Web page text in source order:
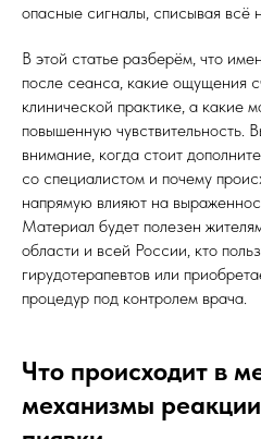
опасные сигналы, списывая всё
В этой статье разберём, что
после сеанса, какие ощущения
клинической практике, а какие
повышенную чувствительность.
внимание, когда стоит
со специалистом и почему
напрямую влияют на
Материал будет полезен
области и всей России, кто
гирудотерапевтов или
процедур под контролем врача.
Что происходит в
механизмы